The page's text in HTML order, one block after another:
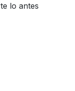
lo antes